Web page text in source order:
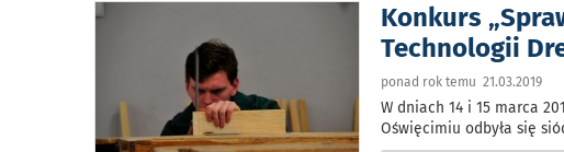
Konkurs
Technologii
ponad rok temu 21.03.2019
W dniach 14 i 15 marca
Oświęcimiu odbyła się